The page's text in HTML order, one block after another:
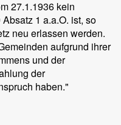
27.1.1936 kein
1 a.a.O. ist, so
neu erlassen werden.
aufgrund ihrer
und der
der
haben."